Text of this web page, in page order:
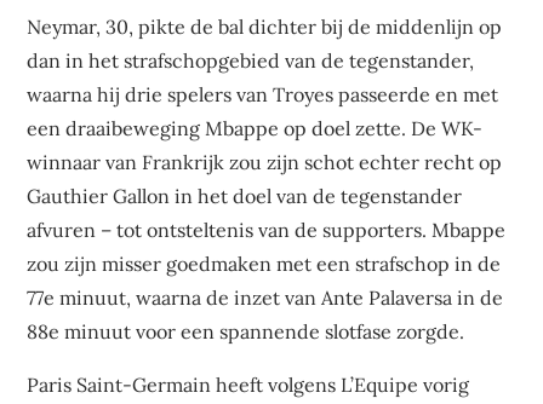
Neymar, 30, pikte de bal dichter bij de middenlijn op
dan in het strafschopgebied van de tegenstander,
waarna hij drie spelers van Troyes passeerde en met
een draaibeweging Mbappe op doel zette. De WK-
winnaar van Frankrijk zou zijn schot echter recht op
Gauthier Gallon in het doel van de tegenstander
afvuren – tot ontsteltenis van de supporters. Mbappe
zou zijn misser goedmaken met een strafschop in de
77e minuut, waarna de inzet van Ante Palaversa in de
88e minuut voor een spannende slotfase zorgde.
Paris Saint-Germain heeft volgens L’Equipe vorig